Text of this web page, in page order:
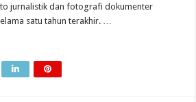
jurnalistik dan fotografi dokumenter
satu tahun terakhir. …